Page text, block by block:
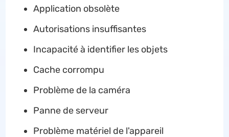
Application obsolète
Autorisations insuffisantes
Incapacité à identifier les objets
Cache corrompu
Problème de la caméra
Panne de serveur
Problème matériel de l'appareil